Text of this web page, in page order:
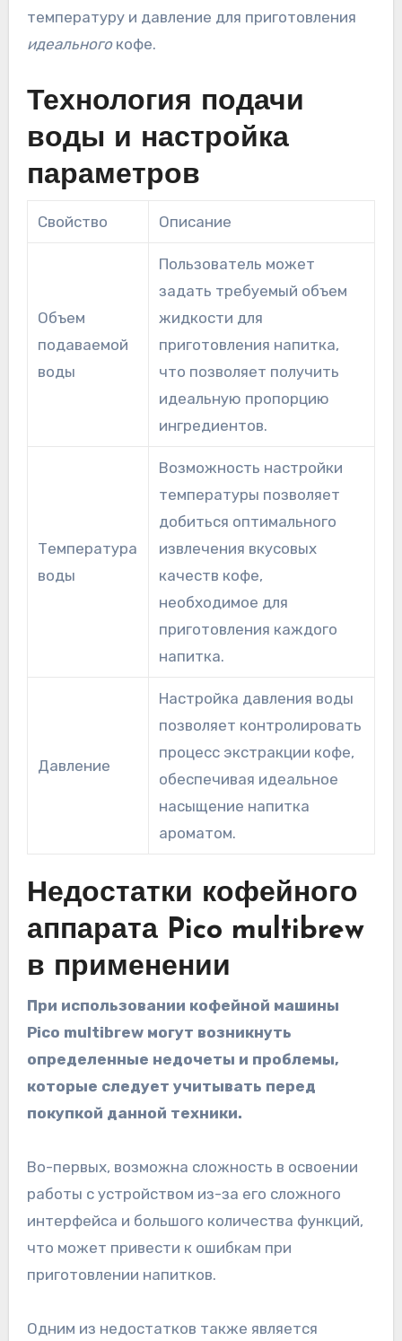
температуру и давление для приготовления
идеальногокофе.
Технология подачи
воды и настройка
параметров
Свойство Описание
Объем
подаваемой
воды
Пользователь может
задать требуемый объем
жидкости для
приготовления напитка,
что позволяет получить
идеальную пропорцию
ингредиентов.
Температура
воды
Возможность настройки
температуры позволяет
добиться оптимального
извлечения вкусовых
качеств кофе,
необходимое для
приготовления каждого
напитка.
Давление
Настройка давления воды
позволяет контролировать
процесс экстракции кофе,
обеспечивая идеальное
насыщение напитка
ароматом.
Недостатки кофейного
аппарата Pico multibrew
в применении
При использовании кофейной машины
Pico multibrew могут возникнуть
определенные недочеты и проблемы,
которые следует учитывать перед
покупкой данной техники.
Во-первых, возможна сложность в освоении
работы с устройством из-за его сложного
интерфейса и большого количества функций,
что может привести к ошибкам при
приготовлении напитков.
Одним из недостатков также является